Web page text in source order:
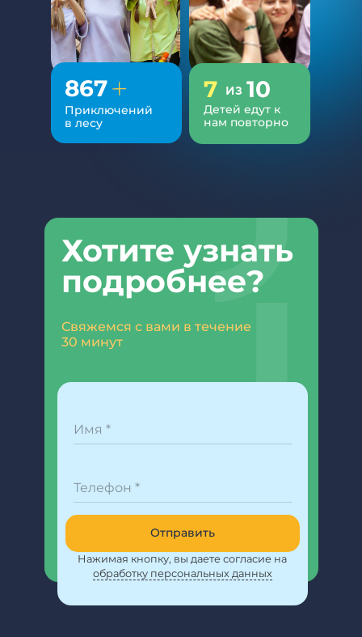
7 из 10
Детей едут к
нам повторно
867
Приключений
в лесу
Хотите узнать
подробнее?
Свяжемся с вами в течение
30 минут
Имя *
Телефон *
Отправить
Нажимая кнопку, вы даете согласие на
обработку персональных данных